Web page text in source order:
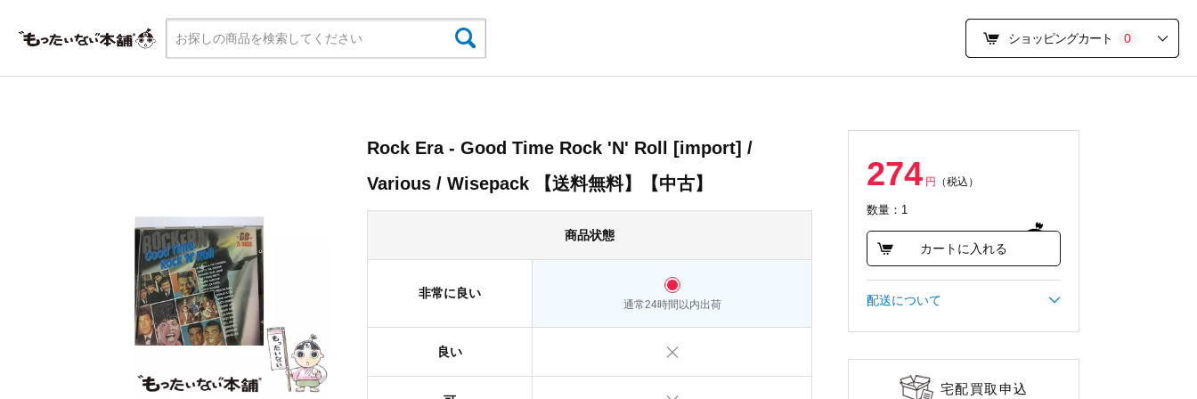
ショッピングカート 0
274 円 （税込）
数量：1
カートに入れる
配送について
宅配買取申込
Rock Era - Good Time Rock 'N' Roll [import] /
Various / Wisepack 【送料無料】【中古】
商品状態
非常に良い
通常24時間以内出荷
良い